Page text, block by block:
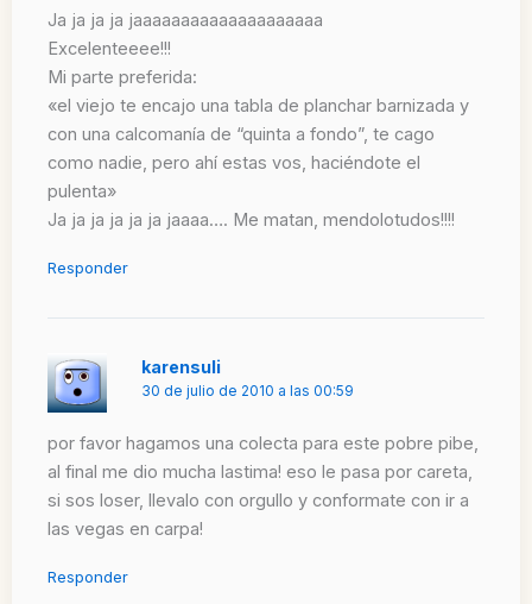
Ja ja ja ja jaaaaaaaaaaaaaaaaaaaa
Excelenteeee!!!
Mi parte preferida:
«el viejo te encajo una tabla de planchar barnizada y
con una calcomanía de “quinta a fondo”, te cago
como nadie, pero ahí estas vos, haciéndote el
pulenta»
Ja ja ja ja ja ja jaaaa…. Me matan, mendolotudos!!!!
Responder
karensuli
30 de julio de 2010 a las 00:59
por favor hagamos una colecta para este pobre pibe,
al final me dio mucha lastima! eso le pasa por careta,
si sos loser, llevalo con orgullo y conformate con ir a
las vegas en carpa!
Responder